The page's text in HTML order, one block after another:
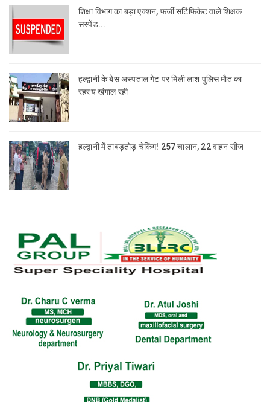
शिक्षा विभाग का बड़ा एक्शन, फर्जी सर्टिफिकेट वाले शिक्षक
सस्पेंड...
हल्द्वानी के बेस अस्पताल गेट पर मिली लाश पुलिस मौत का
रहस्य खंगाल रही
हल्द्वानी में ताबड़तोड़ चेकिंग! 257 चालान, 22 वाहन सीज